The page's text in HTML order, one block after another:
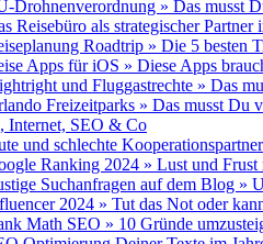
Drohnenverordnung » Das musst
Reisebüro als strategischer Partner
Roadtrip » Die 5 besten
Apps für iOS » Diese Apps
und Fluggastrechte » Das
Freizeitparks » Das musst Du
Internet, SEO & Co
und schlechte Kooperationspartner
Ranking 2024 » Lust und Frust
Suchanfragen auf dem Blog »
2024 » Tut das Not oder
Math SEO » 10 Gründe